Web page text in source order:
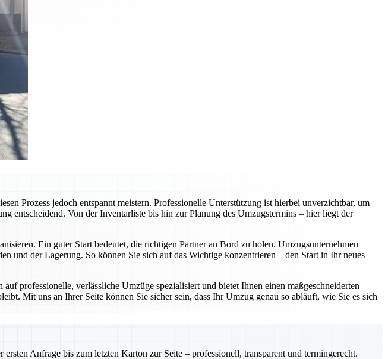
Prozess jedoch entspannt meistern. Professionelle Unterstützung ist hierbei unverzichtbar, um
entscheidend. Von der Inventarliste bis hin zur Planung des Umzugstermins – hier liegt der
Ein guter Start bedeutet, die richtigen Partner an Bord zu holen. Umzugsunternehmen
und der Lagerung. So können Sie sich auf das Wichtige konzentrieren – den Start in Ihr neues
professionelle, verlässliche Umzüge spezialisiert und bietet Ihnen einen maßgeschneiderten
Mit uns an Ihrer Seite können Sie sicher sein, dass Ihr Umzug genau so abläuft, wie Sie es sich
Anfrage bis zum letzten Karton zur Seite – professionell, transparent und termingerecht.